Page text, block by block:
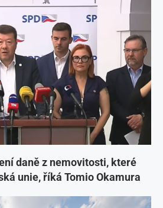
daně z nemovitosti, které
unie, říká Tomio Okamura